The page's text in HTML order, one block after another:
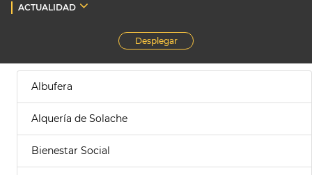
ACTUALIDAD
Desplegar
Albufera
Alquería de Solache
Bienestar Social